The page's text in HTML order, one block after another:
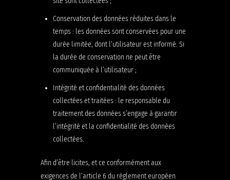
Conservation des données réduites dans le
temps : les données sont conservées pour une
durée limitée, dont l’utilisateur est informé. Si
la durée de conservation ne peut être
communiquée à l’utilisateur ;
Intégrité et confidentialité des données
collectées et traitées : le responsable du
traitement des données s’engage à garantir
l’intégrité et la confidentialité des données
collectées.
Afin d’être licites, et ce conformément aux
exigences de l’article 6 du règlement européen